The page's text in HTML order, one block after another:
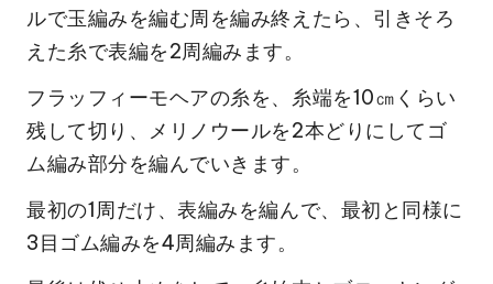
ルで玉編みを編む周を編み終えたら、引きそろ
えた糸で表編を2周編みます。
フラッフィーモヘアの糸を、糸端を10㎝くらい
残して切り、メリノウールを2本どりにしてゴ
ム編み部分を編んでいきます。
最初の1周だけ、表編みを編んで、最初と同様に
3目ゴム編みを4周編みます。